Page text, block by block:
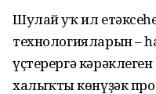
Шулай уҡ ил
технологияларын –
үҫтерергә
халыҡтың көнүҙәк